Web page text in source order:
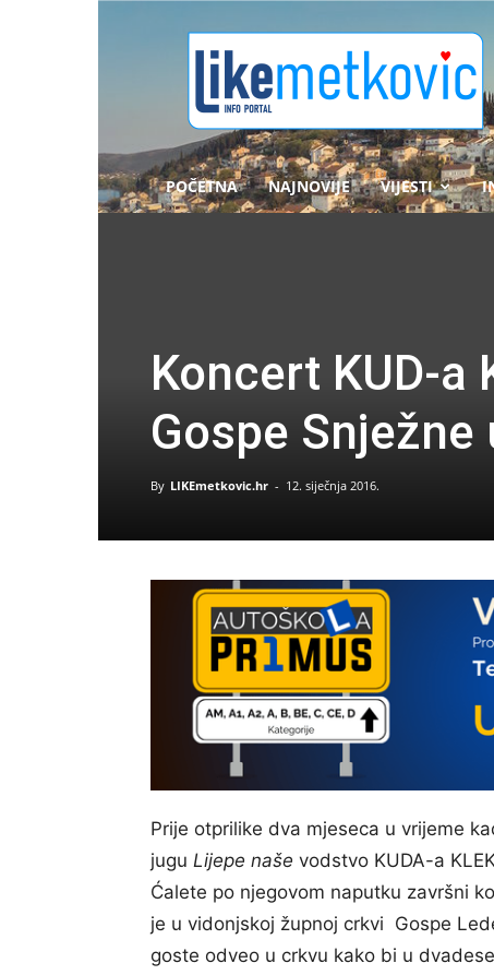
POČETNA NAJNOVIJE VIJESTI
Koncert KUD-a
Gospe Snježne
By LIKEmetkovic.hr - 12. siječnja 2016.
Prije otprilike dva mjeseca u vrijeme
jugu Lijepe naše vodstvo KUDA-a
Ćalete po njegovom naputku završni
je u vidonjskoj župnoj crkvi Gospe
goste odveo u crkvu kako bi u